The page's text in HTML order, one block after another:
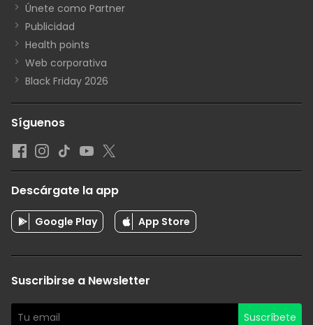
Únete como Partner
Publicidad
Health points
Web corporativa
Black Friday 2026
Síguenos
Descárgate la app
Google Play App Store
Suscribirse a Newsletter
Suscríbete